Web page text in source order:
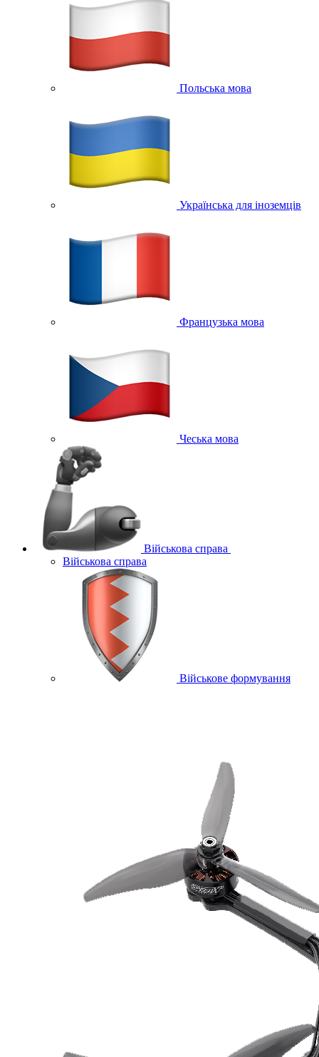
Польська мова
Українська для іноземців
Французька мова
Чеська мова
Військова справа
Військова справа
Військове формування